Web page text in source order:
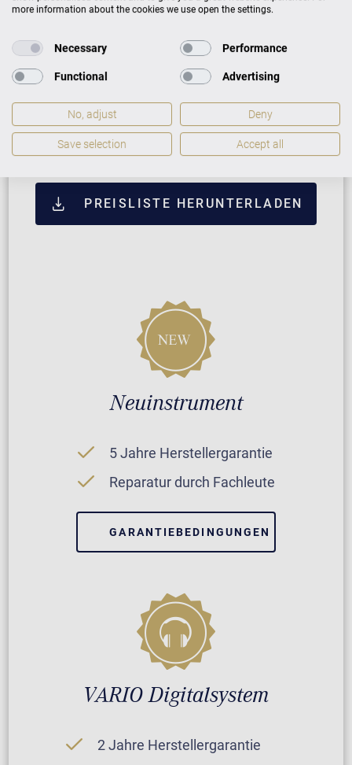
Santos Palisander mit
182.000 €
Pyramidenmahagoni mit
182.000 €
ZUSATZLEISTUNGEN FÜR C. BECHSTEIN
CONCERT C-234
PREISLISTE HERUNTERLADEN
Neuinstrument
5 Jahre Herstellergarantie
Reparatur durch Fachleute
GARANTIEBEDINGUNGEN
VARIO Digitalsystem
2 Jahre Herstellergarantie
more information about the cookies we use open the settings.
Necessary Performance
Functional Advertising
No, adjust Deny
Save selection Accept all